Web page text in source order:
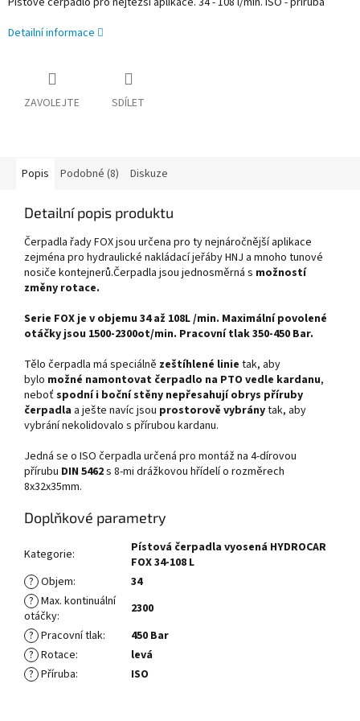
Detailní informace
ZAVOLEJTE SDÍLET
Popis Podobné (8) Diskuze
Detailní popis produktu
Čerpadla řady FOX jsou určena pro ty nejnáročnější aplikace
zejména pro hydraulické nakládací jeřáby HNJ a mnoho tunové
nosiče kontejnerů.Čerpadla jsou jednosměrná s možností
změny rotace.
Serie FOX je v objemu 34 až 108L /min. Maximální povolené
otáčky jsou 1500-2300ot/min. Pracovní tlak 350-450 Bar.
Tělo čerpadla má speciálně zeštíhlené linie tak, aby
bylo možné namontovat čerpadlo na PTO vedle kardanu,
neboť spodní i boční stěny nepřesahují obrys příruby
čerpadla a ješte navíc jsou prostorově vybránytak, aby
vybrání nekolidovalo s přírubou kardanu.
Jedná se o ISO čerpadla určená pro montáž na 4-dírovou
přírubu DIN 5462s 8-mi drážkovou hřídelí o rozměrech
8x32x35mm.
Doplňkové parametry
Kategorie:
Pístová čerpadla vyosená HYDROCAR
FOX 34-108 L
? Objem:
34
? Max. kontinuální
otáčky:
2300
? Pracovní tlak:
450 Bar
? Rotace:
levá
? Příruba: ISO